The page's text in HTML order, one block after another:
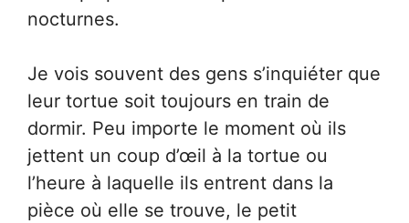
nocturnes.
Je vois souvent des gens s’inquiéter que
leur tortue soit toujours en train de
dormir. Peu importe le moment où ils
jettent un coup d’œil à la tortue ou
l’heure à laquelle ils entrent dans la
pièce où elle se trouve, le petit